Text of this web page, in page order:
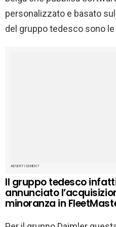
personalizzato e basato
del gruppo tedesco sono
ADVERTISEMENT
Il gruppo tedesco
annunciato
minoranza in